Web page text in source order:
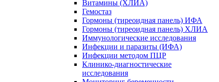
Витамины (ХЛИА)
Гемостаз
Гормоны (тиреоидная панель) ИФА
Гормоны (тиреоидная панель) ХЛИА
Иммунологические исследования
Инфекции и паразиты (ИФА)
Инфекции методом ПЦР
Клинико-диагностические
исследования